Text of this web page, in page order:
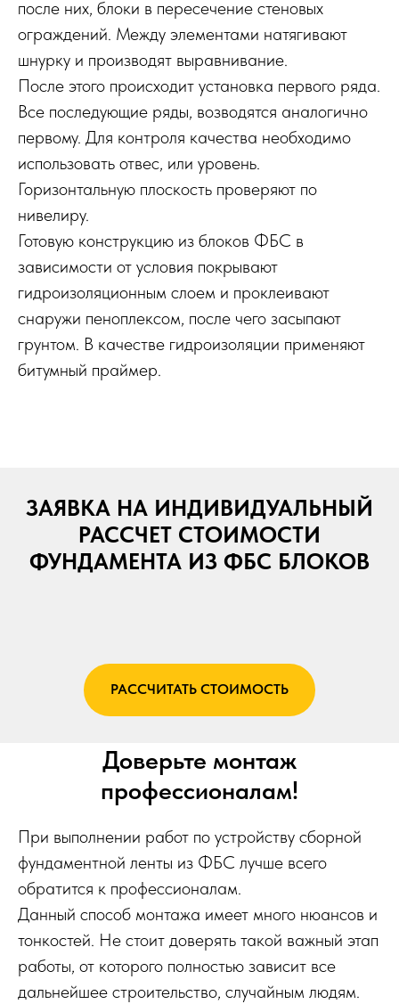
после них, блоки в пересечение стеновых
ограждений. Между элементами натягивают
шнурку и производят выравнивание.
После этого происходит установка первого ряда.
Все последующие ряды, возводятся аналогично
первому. Для контроля качества необходимо
использовать отвес, или уровень.
Горизонтальную плоскость проверяют по
нивелиру.
Готовую конструкцию из блоков ФБС в
зависимости от условия покрывают
гидроизоляционным слоем и проклеивают
снаружи пеноплексом, после чего засыпают
грунтом. В качестве гидроизоляции применяют
битумный праймер.
ЗАЯВКА НА ИНДИВИДУАЛЬНЫЙ
РАССЧЕТ СТОИМОСТИ
ФУНДАМЕНТА ИЗ ФБС БЛОКОВ
РАССЧИТАТЬ СТОИМОСТЬ
Доверьте монтаж
профессионалам!
При выполнении работ по устройству сборной
фундаментной ленты из ФБС лучше всего
обратится к профессионалам.
Данный способ монтажа имеет много нюансов и
тонкостей. Не стоит доверять такой важный этап
работы, от которого полностью зависит все
дальнейшее строительство, случайным людям.